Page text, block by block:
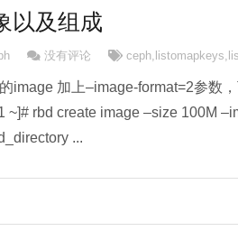
以及组成
没有评论 ceph, listomapkeys,
image 加上–image-format=2参数
~]# rbd create image –size 100M
...